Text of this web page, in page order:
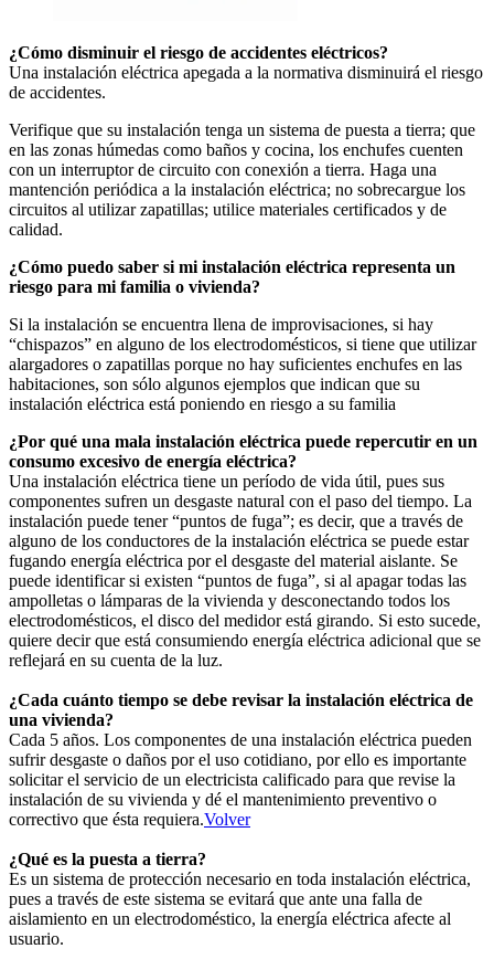
¿Cómo disminuir el riesgo de accidentes eléctricos?
Una instalación eléctrica apegada a la normativa disminuirá el riesgo
de accidentes.
Verifique que su instalación tenga un sistema de puesta a tierra; que
en las zonas húmedas como baños y cocina, los enchufes cuenten
con un interruptor de circuito con conexión a tierra. Haga una
mantención periódica a la instalación eléctrica; no sobrecargue los
circuitos al utilizar zapatillas; utilice materiales certificados y de
calidad.
¿Cómo puedo saber si mi instalación eléctrica representa un
riesgo para mi familia o vivienda?
Si la instalación se encuentra llena de improvisaciones, si hay
“chispazos” en alguno de los electrodomésticos, si tiene que utilizar
alargadores o zapatillas porque no hay suficientes enchufes en las
habitaciones, son sólo algunos ejemplos que indican que su
instalación eléctrica está poniendo en riesgo a su familia
¿Por qué una mala instalación eléctrica puede repercutir en un
consumo excesivo de energía eléctrica?
Una instalación eléctrica tiene un período de vida útil, pues sus
componentes sufren un desgaste natural con el paso del tiempo. La
instalación puede tener “puntos de fuga”; es decir, que a través de
alguno de los conductores de la instalación eléctrica se puede estar
fugando energía eléctrica por el desgaste del material aislante. Se
puede identificar si existen “puntos de fuga”, si al apagar todas las
ampolletas o lámparas de la vivienda y desconectando todos los
electrodomésticos, el disco del medidor está girando. Si esto sucede,
quiere decir que está consumiendo energía eléctrica adicional que se
reflejará en su cuenta de la luz.
¿Cada cuánto tiempo se debe revisar la instalación eléctrica de
una vivienda?
Cada 5 años. Los componentes de una instalación eléctrica pueden
sufrir desgaste o daños por el uso cotidiano, por ello es importante
solicitar el servicio de un electricista calificado para que revise la
instalación de su vivienda y dé el mantenimiento preventivo o
correctivo que ésta requiera.Volver
¿Qué es la puesta a tierra?
Es un sistema de protección necesario en toda instalación eléctrica,
pues a través de este sistema se evitará que ante una falla de
aislamiento en un electrodoméstico, la energía eléctrica afecte al
usuario.